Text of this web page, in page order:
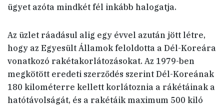
ügyet azóta mindkét fél inkább halogatja.
Az üzlet ráadásul alig egy évvel azután jött létre,
hogy az Egyesült Államok feloldotta a Dél-Koreára
vonatkozó rakétakorlátozásokat. Az 1979-ben
megkötött eredeti szerződés szerint Dél-Koreának
180 kilométerre kellett korlátoznia a rákétáinak a
hatótávolságát, és a rakétáik maximum 500 kiló